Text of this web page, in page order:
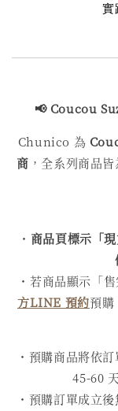
實
📢 Coucou
Chunico 為
商 ，全系列商品
・ 商品頁標示「
・若商品顯示「
方LINE 預約預購
・預購商品將依
45-60
・預購訂單成立